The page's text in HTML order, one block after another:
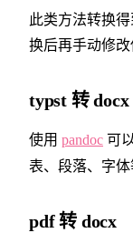
此类方法转换
换后再手动修改
typst 转 docx
使用 pandoc 可
表、段落、字体
pdf 转 docx